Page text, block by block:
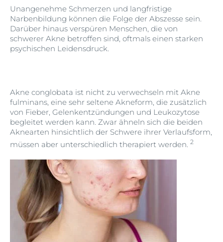
Unangenehme Schmerzen und langfristige
Narbenbildung können die Folge der Abszesse sein.
Darüber hinaus verspüren Menschen, die von
schwerer Akne betroffen sind, oftmals einen starken
psychischen Leidensdruck.
Akne conglobata ist nicht zu verwechseln mit Akne
fulminans, eine sehr seltene Akneform, die zusätzlich
von Fieber, Gelenkentzündungen und Leukozytose
begleitet werden kann. Zwar ähneln sich die beiden
Aknearten hinsichtlich der Schwere ihrer Verlaufsform,
müssen aber unterschiedlich therapiert werden. 2